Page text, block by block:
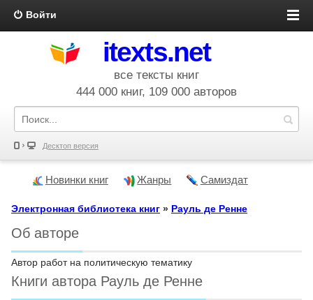
Войти
itexts.net
все тексты книг
444 000 книг, 109 000 авторов
Десктоп версия
Новинки книг Жанры Самиздат
Электронная библиотека книг » Рауль де Ренне
Об авторе
Автор работ на политическую тематику
Книги автора Рауль де Ренне